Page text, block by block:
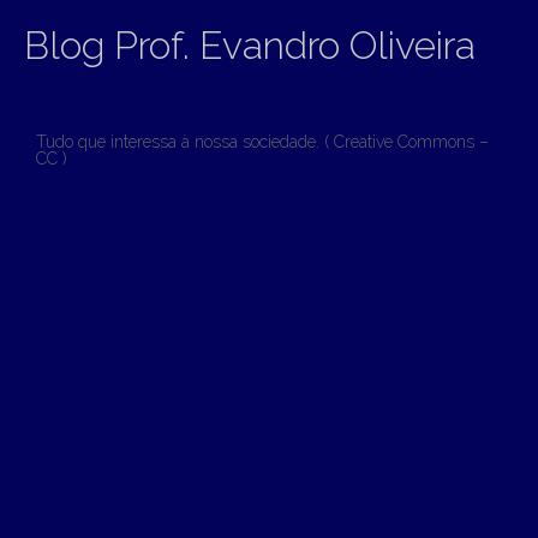
Blog Prof. Evandro Oliveira
Tudo que interessa à nossa sociedade. ( Creative Commons –
CC )